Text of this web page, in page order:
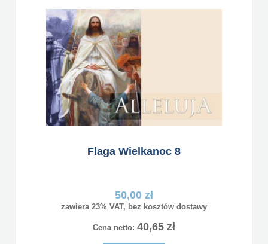
Flaga Wielkanoc 8
50,00 zł
zawiera 23% VAT, bez kosztów dostawy
Cena netto: 40,65 zł